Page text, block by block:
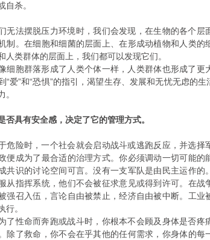
自杀。
法摆脱压力环境时，我们会发现，在生物的各个层
制。在细胞和细菌的层面上、在形成动植物和人类的
人类群体的层面上，我们都可以发现它们。
胞群落形成了人类个体一样，人类群体也形成了更
“爱”和“恐惧”的指引，渴望生存、发展和无忧无虑的
。
否具有安全感，决定了它的管理方式。
险时，一个社会就会启动战斗或逃跑反应，并选择
便成为了最合适的治理方式。你必须调动一切可能的
共识的讨论空间可言。没有一支军队是由民主运作的
从指挥系统，他们不会被征求意见或得到许可。在战
强召入伍，言论自由被禁止，经济自由被中断。工
行。
性命而奔跑或战斗时，你根本不会顾及身体是否疼
除了救命，你不会在乎其他的任何需求，你身体的每